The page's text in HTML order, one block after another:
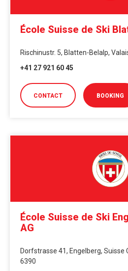
École Suisse de Ski
Rischinustr. 5, Blatten-Belalp,
+41 27 921 60 45
CONTACT BOOKING
École Suisse de Ski
AG
Dorfstrasse 41, Engelberg, Suisse
6390